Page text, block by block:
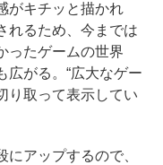
がキチッと描かれ
れるため、今までは
ったゲームの世界
広がる。“広大なゲー
り取って表示してい
アップするので、